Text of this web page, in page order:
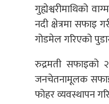
गुह्येश्वरीमाथिको
नदी क्षेत्रमा सफाइ
गोडमेल गरिएको
रुद्रमती सफाइको
जनचेतनामूलक सफाइ
फोहर व्यवस्थापन